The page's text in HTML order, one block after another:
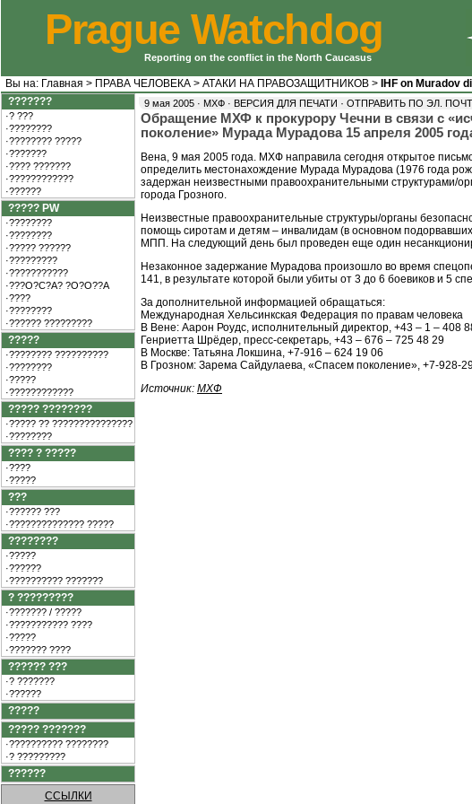
Prague Watchdog
Reporting on the conflict in the North Caucasus
Вы на: Главная > ПРАВА ЧЕЛОВЕКА > АТАКИ НА ПРАВОЗАЩИТНИКОВ > IHF on Muradov
???????
·? ???
·????????
·???????? ?????
·???????
·???? ???????
·????????????
·??????
????? PW
·????????
·????????
·????? ??????
·?????????
·???????????
·???O?C?A? ?O?O??A
·????
·????????
·?????? ?????????
?????
·???????? ??????????
·????????
·?????
·????????????
????? ????????
·????? ?? ???????????????
·????????
???? ? ?????
·????
·?????
???
·?????? ???
·?????????????? ?????
????????
·?????
·??????
·?????????? ???????
? ?????????
·??????? / ?????
·??????????? ????
·?????
·??????? ????
?????? ???
·? ???????
·??????
?????
????? ???????
·?????????? ????????
·? ?????????
??????
ССЫЛКИ
9 мая 2005 · МХФ · ВЕРСИЯ ДЛЯ ПЕЧАТИ · ОТПРАВИТЬ ПО ЭЛ.
Обращение МХФ к прокурору Чечни в связи с
поколение» Мурада Мурадова 15 апреля 2005
Вена, 9 мая 2005 года. МХФ направила сегодня открытое
определить местонахождение Мурада Мурадова (1976 года
задержан неизвестными правоохранительными структурами/
города Грозного.
Неизвестные правоохранительные структуры/органы
помощь сиротам и детям – инвалидам (в основном
МПП. На следующий день был проведен еще один
Незаконное задержание Мурадова произошло во время
141, в результате которой были убиты от 3 до 6 боевиков и 5
За дополнительной информацией обращаться:
Международная Хельсинкская Федерация по правам человека
В Вене: Аарон Роудс, исполнительный директор, +43 – 1 – 408
Генриетта Шрёдер, пресс-секретарь, +43 – 676 – 725 48 29
В Москве: Татьяна Локшина, +7-916 – 624 19 06
В Грозном: Зарема Сайдулаева, «Спасем поколение», +7-928-
Источник: МХФ